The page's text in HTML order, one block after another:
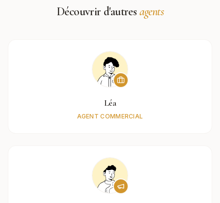
Découvrir d'autres agents
Léa
AGENT COMMERCIAL